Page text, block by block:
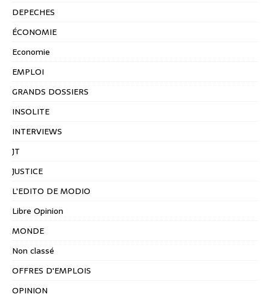
DEPECHES
ÉCONOMIE
Economie
EMPLOI
GRANDS DOSSIERS
INSOLITE
INTERVIEWS
JT
JUSTICE
L'EDITO DE MODIO
Libre Opinion
MONDE
Non classé
OFFRES D'EMPLOIS
OPINION